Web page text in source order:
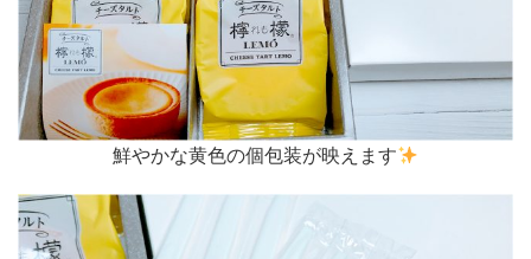
鮮やかな黄色の個包装が映えます